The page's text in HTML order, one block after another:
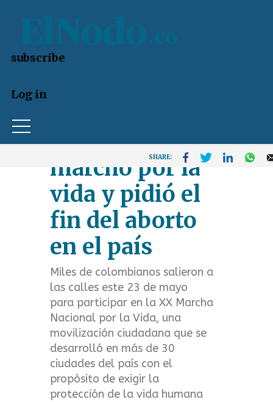
Skip
main
U
s
r
a
c
subscribe
Log in
SHARE:
Colombia
marchó por la
vida y pidió el
fin del aborto
en el país
Miles de colombianos salieron a
las calles este 23 de mayo
para participar en la XX Marcha
Nacional por la Vida, una
movilización ciudadana que se
desarrolló en más de 30
ciudades del país con el
propósito de exigir la
protección de la vida humana